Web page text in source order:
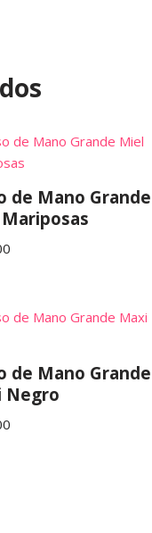
de Mano Grande
de Mano Grande
Negro